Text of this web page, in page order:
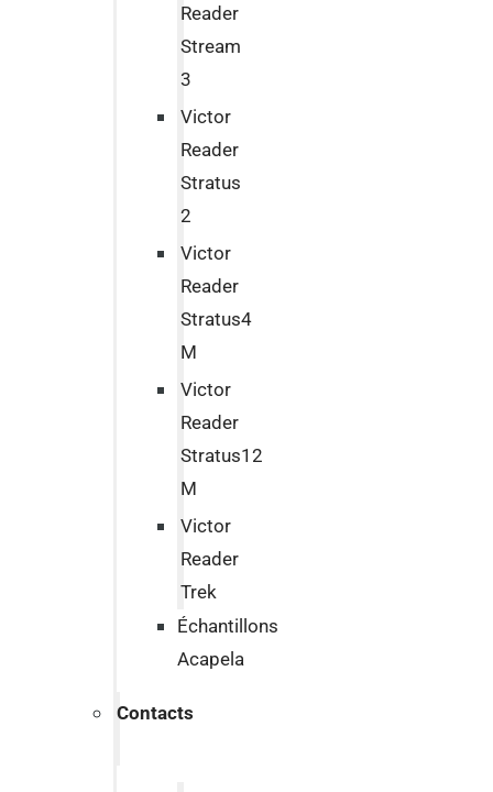
Reader
Stream
3
Victor
Reader
Stratus
2
Victor
Reader
Stratus4
M
Victor
Reader
Stratus12
M
Victor
Reader
Trek
Échantillons
Acapela
Contacts